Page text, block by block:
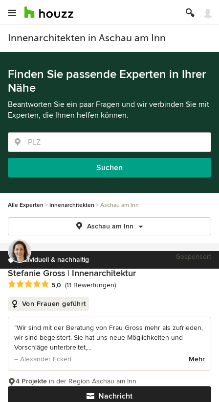
Innenarchitekten in Aschau am Inn
Finden Sie passende Experten in Ihrer
Nähe
Beantworten Sie ein paar Fragen und wir verbinden Sie mit
Experten, die Ihnen helfen können.
Suchen
Alle Experten Innenarchitekten Aschau am Inn
Aschau am Inn
individuell & nachhaltig Gesponsert
Stefanie Gross | Innenarchitektur
Durchschnittliche Bewertung: 5 von 5 Sternen
5,0 (11 Bewertungen)
Von Frauen geführt
“Wir sind mit der Beratung von Frau Gross mehr als zufrieden,
wir sind begeistert. Sie hat uns neue Möglichkeiten und
Vorschläge unterbreitet,...
– Alexander Eckerl
Mehr
Nachricht
4 Projekte in der Region Aschau am Inn